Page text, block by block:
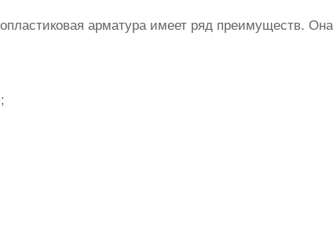
арматура имеет ряд преимуществ.